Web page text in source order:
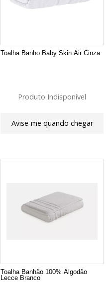
Toalha Banho Baby Skin Air Cinza
Produto Indisponível
Avise-me quando chegar
Toalha Banhão 100% Algodão
Lecce Branco